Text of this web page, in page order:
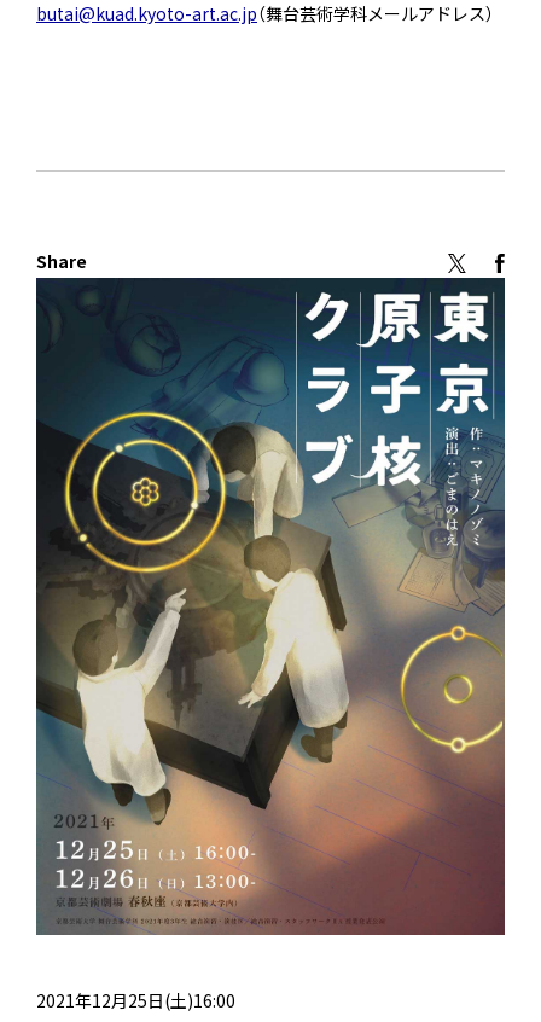
butai@kuad.kyoto-art.ac.jp（舞台芸術学科メールアドレス）
Share
2021年12月25日(土)16:00